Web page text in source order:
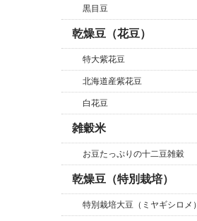
黒目豆
乾燥豆（花豆）
特大紫花豆
北海道産紫花豆
白花豆
雑穀米
お豆たっぷりの十二豆雑穀
乾燥豆（特別栽培）
特別栽培大豆（ミヤギシロメ）